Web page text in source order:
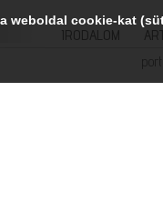
IRODALOM
a weboldal cookie-kat